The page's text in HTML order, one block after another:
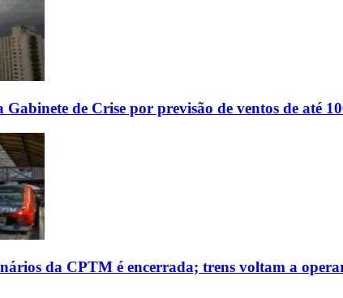
Gabinete de Crise por previsão de ventos de até
da CPTM é encerrada; trens voltam a